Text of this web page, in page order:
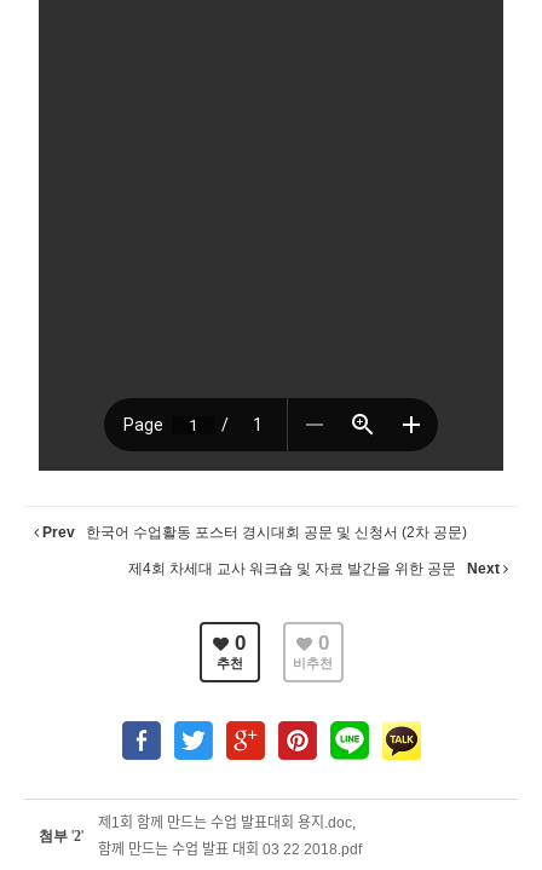
Prev 한국어 수업활동 포스터 경시대회 공문 및 신청서 (2차 공문)
제4회 차세대 교사 워크숍 및 자료 발간을 위한 공문 Next
0
추천
0
비추천
첨부 '2'
제1회 함께 만드는 수업 발표대회 용지.doc,
함께 만드는 수업 발표 대회 03 22 2018.pdf